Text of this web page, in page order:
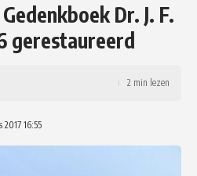
Dr. J. F.
gerestaureerd
16:55
2 min lezen